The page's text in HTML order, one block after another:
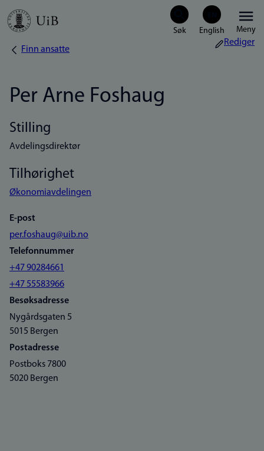
Hopp
Meny
Navigasjonssti
Finn ansatte
Rediger
Per Arne Foshaug
Stilling
Avdelingsdirektør
Tilhørighet
Økonomiavdelingen
E-post
per.foshaug@uib.no
Telefonnummer
+47 90284661
+47 55583966
Besøksadresse
Nygårdsgaten 5
5015 Bergen
Postadresse
Postboks 7800
5020 Bergen